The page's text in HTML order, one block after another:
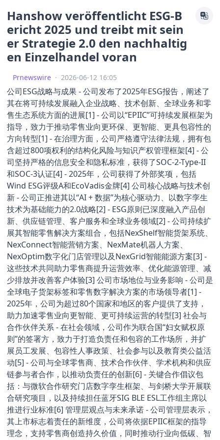
Hanshow veröffentlicht ESG-B
ericht 2025 und treibt mit sein
er Strategie 2.0 den nachhaltig
en Einzelhandel voran
Prnewswire · 2026-06-12 16:05
公司ESG战略与成果 - 公司发布了2025年ESG报告，阐述了
其在将可持续发展融入企业战略、技术创新、全球业务和零
售生态系统方面的进展[1] - 公司以“EPIIC”可持续发展框架为
指导，致力于推动零售业向更环保、更智能、更具包容性的
方向转型[1] - 在治理方面，公司严格遵守法律法规，拥有包
含超过800项权利的结构化风险与知识产权管理框架[4] - 公
司坚持严格的信息安全和隐私标准，获得了SOC-2-Type-II
和SOC-3认证[4] - 2025年，公司获得了外部奖项，包括
Wind ESG评级A和EcoVadis金牌[4] 公司核心战略与技术创
新 - 公司正推进其以“AI + 数据”为核心驱动力、以数字孪生
技术为基础能力的2.0战略[2] - ESG原则已深度融入产品创
新、供应链管理、客户服务和全球业务领域[2] - 公司持续扩
展其智能零售解决方案组合，包括NexShelf智能货架系统、
NexConnect智能营销方案、NexMate机器人方案、
NexOptim数字化门店管理以及NexGrid智能能源方案[3] -
这些技术共同助力零售商提升运营效率、优化能源管理、减
少排放并改善客户体验[3] 公司市场地位与业务影响 - 公司是
全球电子货架标签和零售数字解决方案的市场领导者[1] -
2025年，公司为超过80个国家和地区的客户提供了支持，
助力加速零售业向更智能、更可持续运营的转型[3] 社会与
合作伙伴关系 - 在社会领域，公司作为联合国“妇女赋权原
则”的签署方，致力于打造负责任和包容的工作场所，并扩
展员工发展、包容性人事政策、社会参与以及教育类公益活
动[5] - 公司与全球零售商、技术合作伙伴、学术机构和供应
链参与者合作，以推动负责任的创新[6] - 关键合作倡议包
括：与微软合作研究门店数字孪生框架、与剑桥大学开展联
合研究项目，以及持续担任蓝牙SIG BLE ESL工作组主席以
推进行业标准[6] 管理层观点与未来承诺 - 公司管理层表示，
其上市标志着责任的新维度，公司将依据EPIIC框架的指导
理念，支持零售商创造持久价值，同时推动行业向低碳、智